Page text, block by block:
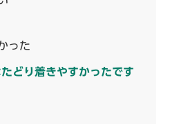
った
どり着きやすかったです